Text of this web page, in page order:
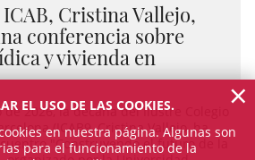
Cristina Vallejo,
conferencia sobre
y vivienda en
2026, la decana del Ilustre Colegio
(ICAB9, Cristina Vallejo, ha
"Construyendo el futuro de la
EL USO DE LAS COOKIES.
en nuestra página. Algunas son
para el funcionamiento de la
×